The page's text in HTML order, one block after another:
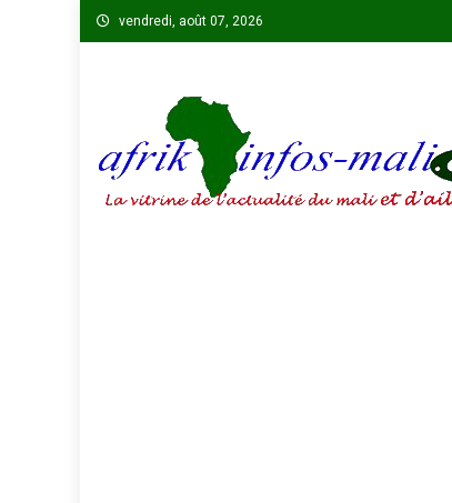
Skip
to
vendredi, août 07, 2026